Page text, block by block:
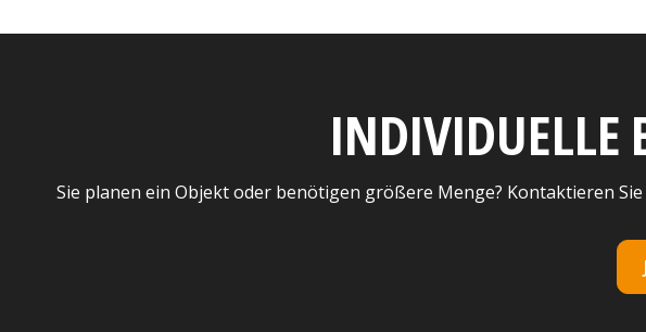
INDIVIDUELLE
Sie planen ein Objekt oder benötigen größere Menge? Kontaktieren